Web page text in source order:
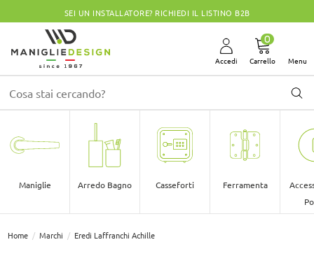
SEI UN INSTALLATORE? RICHIEDI IL LISTINO B2B
Accedi
0
Carrello Menu
Maniglie Arredo Bagno Casseforti Ferramenta
Home Marchi Eredi Laffranchi Achille